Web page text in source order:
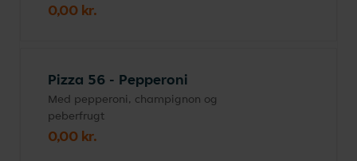
0,00 kr.
Pizza 56 - Pepperoni
Med pepperoni, champignon og
peberfrugt
0,00 kr.